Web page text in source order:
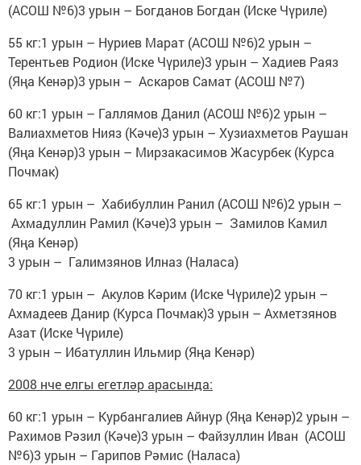
(АСОШ №6)3 урын – Богданов Богдан (Иске Чүриле)
55 кг:1 урын – Нуриев Марат (АСОШ №6)2 урын –
Терентьев Родион (Иске Чүриле)3 урын – Хадиев Раяз
(Яңа Кенәр)3 урын – Аскаров Самат (АСОШ №7)
60 кг:1 урын – Галлямов Данил (АСОШ №6)2 урын –
Валиахметов Нияз (Кәче)3 урын – Хузиахметов Раушан
(Яңа Кенәр)3 урын – Мирзакасимов Жасурбек (Курса
Почмак)
65 кг:1 урын – Хабибуллин Ранил (АСОШ №6)2 урын –
Ахмадуллин Рамил (Кәче)3 урын – Замилов Камил
(Яңа Кенәр)
3 урын – Галимзянов Илназ (Наласа)
70 кг:1 урын – Акулов Кәрим (Иске Чүриле)2 урын –
Ахмадеев Данир (Курса Почмак)3 урын – Ахметзянов
Азат (Иске Чүриле)
3 урын – Ибатуллин Ильмир (Яңа Кенәр)
2008 нче елгы егетләр арасында:
60 кг:1 урын – Курбангалиев Айнур (Яңа Кенәр)2 урын –
Рахимов Рәзил (Кәче)3 урын – Файзуллин Иван (АСОШ
№6)3 урын – Гарипов Рәмис (Наласа)